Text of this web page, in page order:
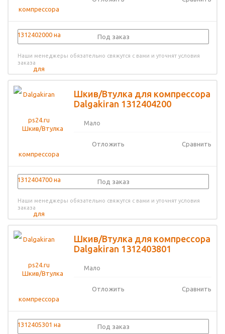
Под заказ
Наши менеджеры обязательно свяжутся с вами и уточнят условия
заказа
Шкив/Втулка для компрессора
Dalgakiran 1312404200
Мало
Отложить Сравнить
Под заказ
Наши менеджеры обязательно свяжутся с вами и уточнят условия
заказа
Шкив/Втулка для компрессора
Dalgakiran 1312403801
Мало
Отложить Сравнить
Под заказ